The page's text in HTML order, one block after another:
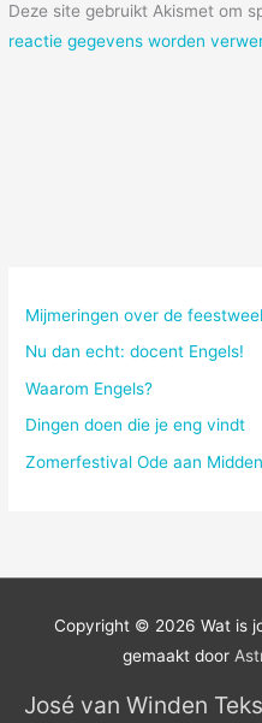
Deze site gebruikt Akismet om
reactie gegevens worden
Mijmeringen over de
Nu dan echt: docent Engels!
Waarom Engels?
Dingen doen die je eng vindt
Zomerfestival Ode aan
Copyright © 2026 Wat is
gemaakt door
José van Winden